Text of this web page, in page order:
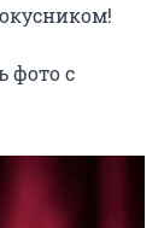
фото с